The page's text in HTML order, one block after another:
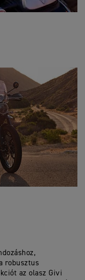
robusztus
az olasz Givi